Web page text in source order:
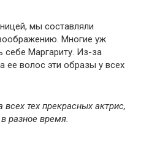
мы составляли
Многие уж
себе Маргариту. Из-за
ее волос эти образы у всех
тех прекрасных актрис,
разное время.